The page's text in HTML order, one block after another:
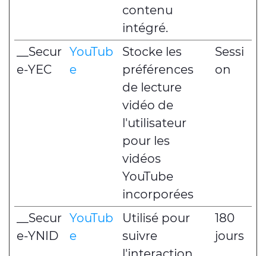
contenu
intégré.
__Secur
e-YEC
YouTub
e
Stocke les
préférences
de lecture
vidéo de
l'utilisateur
pour les
vidéos
YouTube
incorporées
Sessi
on
__Secur
e-YNID
YouTub
e
Utilisé pour
suivre
180
jours